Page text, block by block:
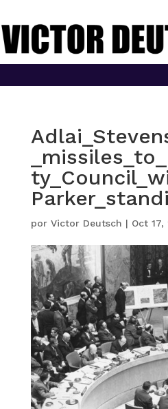
por Victor Deutsch | Oct 17,